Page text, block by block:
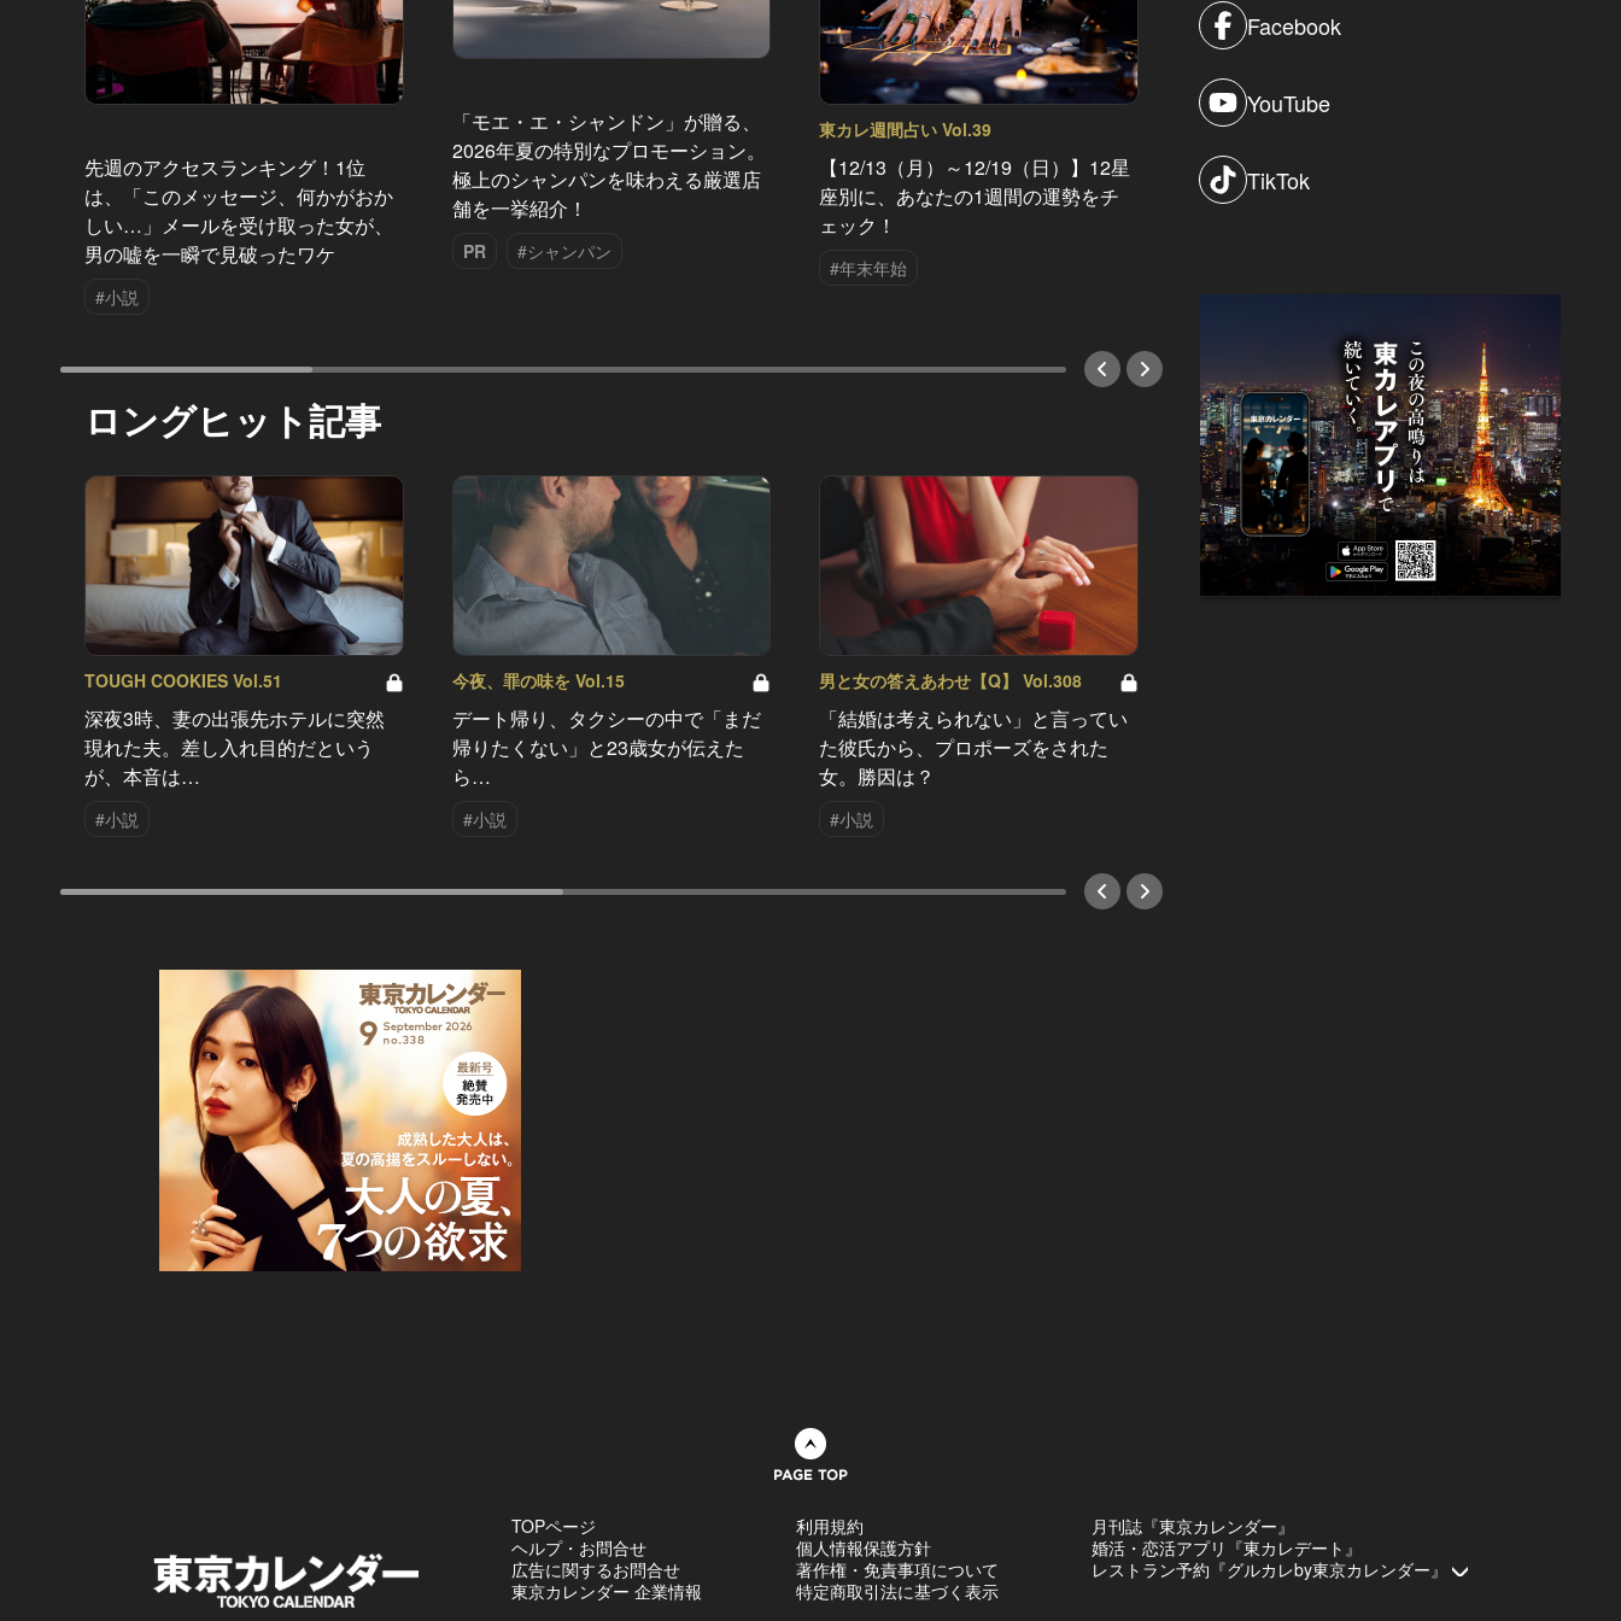
先週のアクセスランキング！1位
は、「このメッセージ、何かがおか
しい…」メールを受け取った女が、
男の嘘を一瞬で見破ったワケ
#小説
「モエ・エ・シャンドン」が贈る、
2026年夏の特別なプロモーション。
極上のシャンパンを味わえる厳選店
舗を一挙紹介！
PR #シャンパン
東カレ週間占い Vol.39
【12/13（月）～12/19（日）】12星
座別に、あなたの1週間の運勢をチ
ェック！
#年末年始
崖っぷち結婚相談所 Vol.9
崖っぷち結婚相談所：感情的な女
に、「ルールズ」の実践は難しい？
ロングヒット記事
TOUGH COOKIES Vol.51
深夜3時、妻の出張先ホテルに突然
現れた夫。差し入れ目的だという
が、本音は…
#小説
今夜、罪の味を Vol.15
デート帰り、タクシーの中で「まだ
帰りたくない」と23歳女が伝えた
ら…
#小説
男と女の答えあわせ【Q】 Vol.308
「結婚は考えられない」と言ってい
た彼氏から、プロポーズをされた
女。勝因は？
#小説
Facebook
YouTube
TikTok
TOPページ
ヘルプ・お問合せ
広告に関するお問合せ
東京カレンダー 企業情報
利用規約
個人情報保護方針
著作権・免責事項について
特定商取引法に基づく表示
月刊誌『東京カレンダー』
婚活・恋活アプリ『東カレデート』
レストラン予約『グルカレby東京カレンダー』